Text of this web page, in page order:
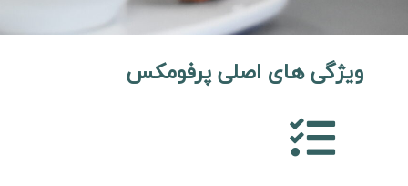
ویژگی های اصلی پرفومکس